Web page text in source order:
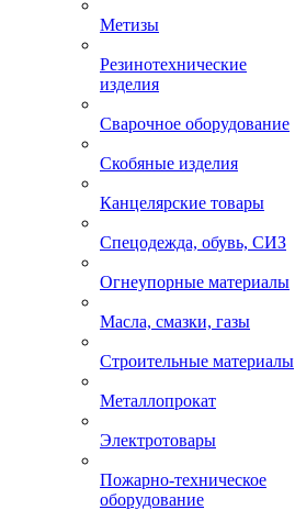
Метизы
Резинотехнические
изделия
Сварочное оборудование
Скобяные изделия
Канцелярские товары
Спецодежда, обувь, СИЗ
Огнеупорные материалы
Масла, смазки, газы
Строительные материалы
Металлопрокат
Электротовары
Пожарно-техническое
оборудование